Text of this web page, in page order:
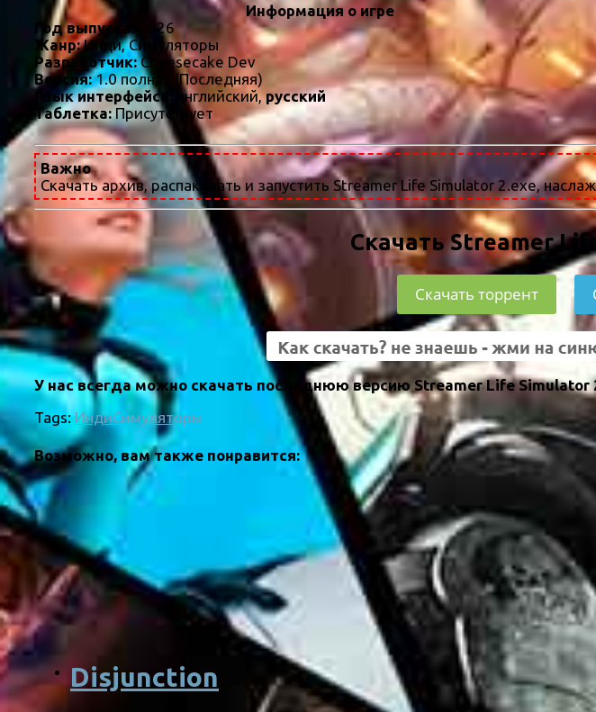
Информация о игре
Год выпуска:
2026
Жанр:Инди, Симуляторы
Разработчик:Cheesecake Dev
Версия:1.0 полная (Последняя)
Язык интерфейса:
английский,русский
Таблетка:Присутствует
Важно
Скачать архив, распаковать и запустить Streamer Life Simulator 2.exe,
Скачать Streamer
Скачать торрент
У нас всегда можно скачать последнюю версию Streamer Life Simulator
Tags: ИндиСимуляторы
Возможно, вам также понравится:
Disjunction